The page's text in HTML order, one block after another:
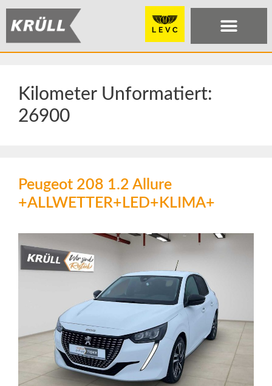
Kilometer Unformatiert:
26900
Peugeot 208 1.2 Allure
+ALLWETTER+LED+KLIMA+